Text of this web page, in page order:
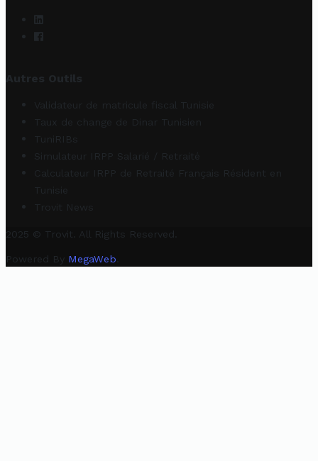
Autres Outils
Validateur de matricule fiscal Tunisie
Taux de change de Dinar Tunisien
TuniRIBs
Simulateur IRPP Salarié / Retraité
Calculateur IRPP de Retraité Français Résident en
Tunisie
Trovit News
2025 © Trovit. All Rights Reserved.
Powered By MegaWeb